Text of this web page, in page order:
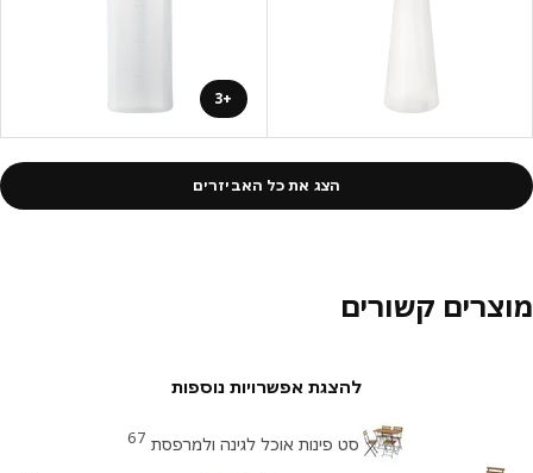
+3
הצג את כל האביזרים
קשורים
להצגת אפשרויות נוספות
סט פינות אוכל לגינה ולמרפסת 67